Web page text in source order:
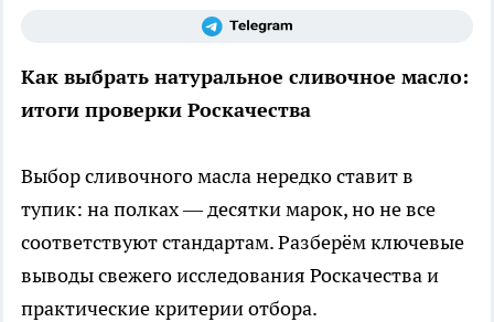
Как выбрать натуральное сливочное масло:
итоги проверки Роскачества
Выбор сливочного масла нередко ставит в
тупик: на полках — десятки марок, но не все
соответствуют стандартам. Разберём ключевые
выводы свежего исследования Роскачества и
практические критерии отбора.